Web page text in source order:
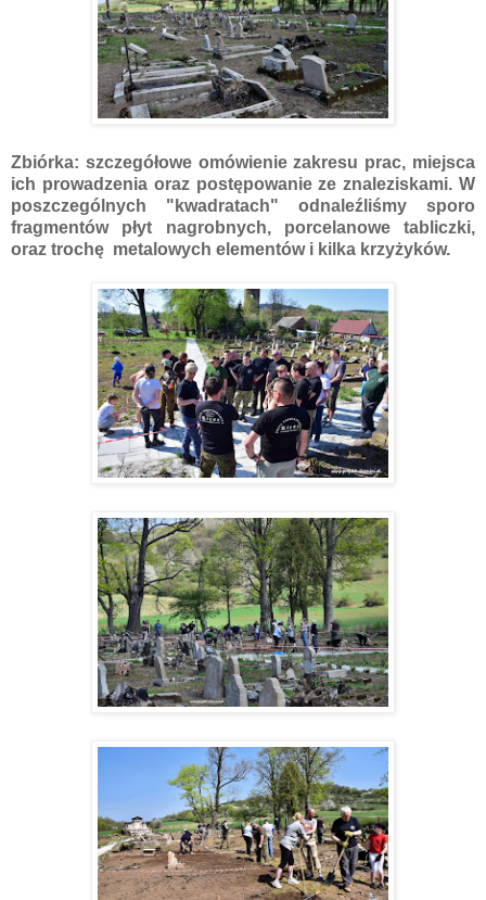
Zbiórka: szczegółowe omówienie zakresu prac, miejsca
ich prowadzenia oraz postępowanie ze znaleziskami. W
poszczególnych "kwadratach" odnaleźliśmy sporo
fragmentów płyt nagrobnych, porcelanowe tabliczki,
oraz trochę metalowych elementów i kilka krzyżyków.